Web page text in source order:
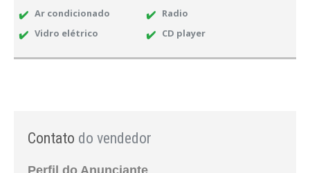
Ar condicionado
Radio
Vidro elétrico
CD player
Contato do vendedor
Perfil do Anunciante